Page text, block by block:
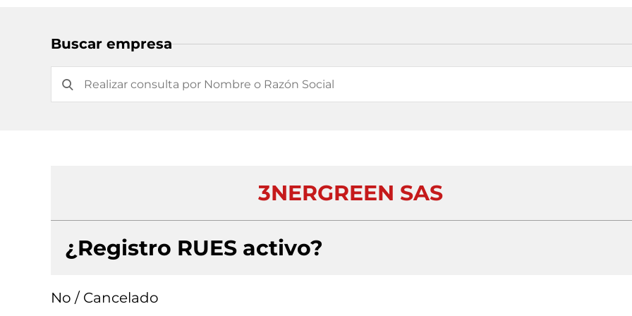
Buscar empresa
3NERGREEN SAS
¿Registro RUES activo?
No / Cancelado